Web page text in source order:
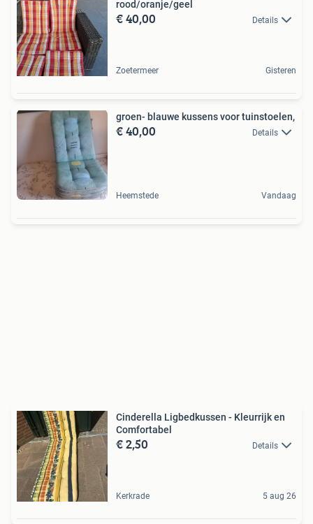
rood/oranje/geel
€ 40,00 Details
Zoetermeer Gisteren
groen- blauwe kussens voor tuinstoelen,
€ 40,00 Details
Heemstede Vandaag
Cinderella Ligbedkussen - Kleurrijk en
Comfortabel
€ 2,50 Details
Kerkrade 5 aug 26